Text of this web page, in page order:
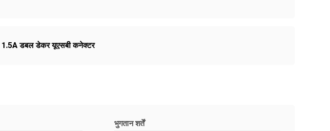
1.5A डबल डेकर यूएसबी कनेक्टर
भुगतान शर्तें